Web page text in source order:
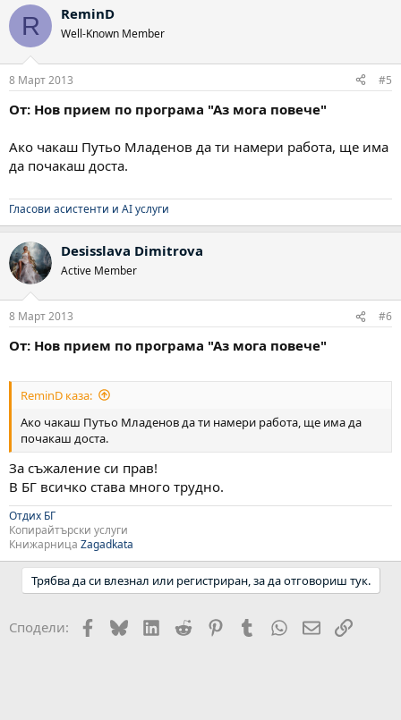
R ReminD
Well-Known Member
8 Март 2013 #5
От: Нов прием по програма "Аз мога повече"
Ако чакаш Путьо Младенов да ти намери работа, ще има
да почакаш доста.
Гласови асистенти и AI услуги
Desisslava Dimitrova
Active Member
8 Март 2013 #6
От: Нов прием по програма "Аз мога повече"
ReminD каза:
Ако чакаш Путьо Младенов да ти намери работа, ще има да
почакаш доста.
За съжаление си прав!
В БГ всичко става много трудно.
Отдих БГ
Копирайтърски услуги
Книжарница Zagadkata
Трябва да си влезнал или регистриран, за да отговориш тук.
Сподели: Facebook
BlueskyLinkedIn
Reddit PinterestTumblr WhatsApp
EmailLink